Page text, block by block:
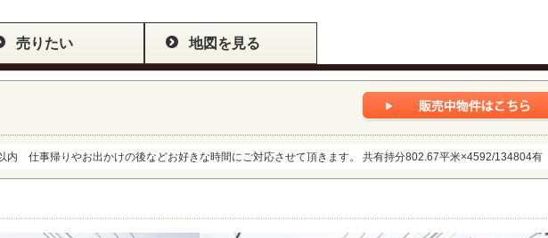
売りたい 地図を見る
仕事帰りやお出かけの後などお好きな時間にご対応させて頂きます。 共有持分802.67平米×4592/134804有